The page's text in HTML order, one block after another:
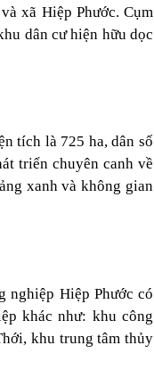
xã Hiệp Phước. Cụm
dân cư hiện hữu dọc
tích là 725 ha, dân số
triển chuyên canh về
xanh và không gian
nghiệp Hiệp Phước có
khác như: khu công
khu trung tâm thủy